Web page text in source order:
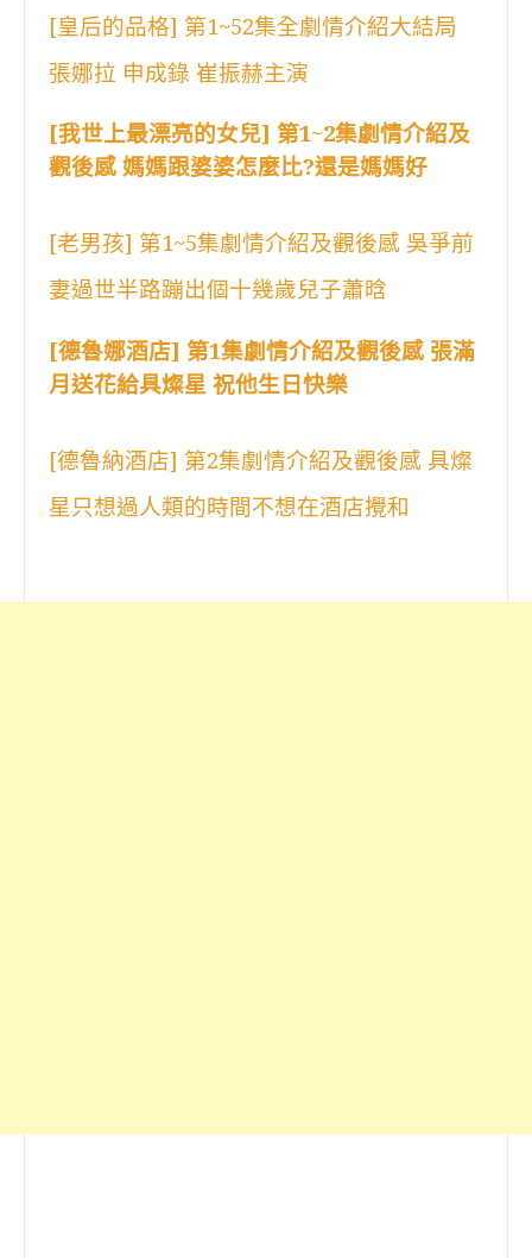
[皇后的品格] 第1~52集全劇情介紹大結局
張娜拉 申成錄 崔振赫主演
[我世上最漂亮的女兒] 第1~2集劇情介紹及
觀後感 媽媽跟婆婆怎麼比?還是媽媽好
[老男孩] 第1~5集劇情介紹及觀後感 吳爭前
妻過世半路蹦出個十幾歲兒子蕭晗
[德魯娜酒店] 第1集劇情介紹及觀後感 張滿
月送花給具燦星 祝他生日快樂
[德魯納酒店] 第2集劇情介紹及觀後感 具燦
星只想過人類的時間不想在酒店攪和